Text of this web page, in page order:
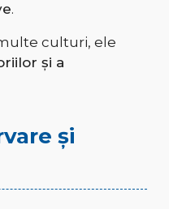
.
culturi, ele
și a
și